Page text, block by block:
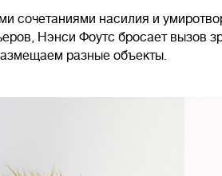
сочетаниями насилия и
Нэнси Фоутс бросает вызов
разные объекты.